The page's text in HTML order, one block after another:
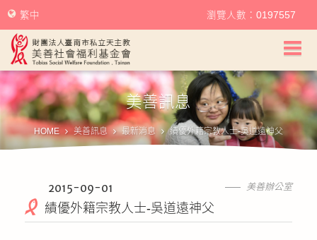
美善社會福利基金會首頁
關於美善
美善服務
幫助美善
繁中 瀏覽人數：0197557
美善訊息
HOME 美善訊息 最新消息 績優外籍宗教人士-吳道遠神父
美善辦公室
2015-09-01
績優外籍宗教人士-吳道遠神父